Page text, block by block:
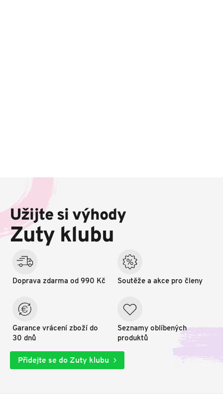
a
í
Užijte si výhody
Zuty klubu
Doprava zdarma od 990 Kč
Garance vrácení zboží do
30 dnů
Soutěže a akce pro členy
Seznamy oblíbených
produktů
Přidejte se do Zuty klubu